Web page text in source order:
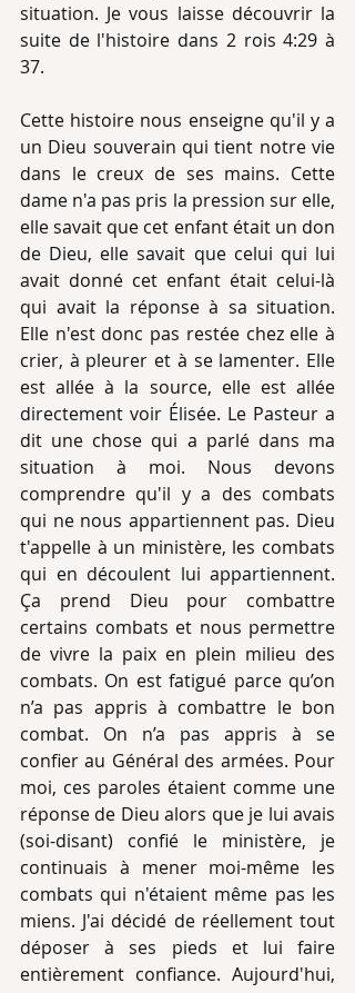
situation. Je vous laisse découvrir la
suite de l'histoire dans 2 rois 4:29 à
37.
Cette histoire nous enseigne qu'il y a
un Dieu souverain qui tient notre vie
dans le creux de ses mains. Cette
dame n'a pas pris la pression sur elle,
elle savait que cet enfant était un don
de Dieu, elle savait que celui qui lui
avait donné cet enfant était celui-là
qui avait la réponse à sa situation.
Elle n'est donc pas restée chez elle à
crier, à pleurer et à se lamenter. Elle
est allée à la source, elle est allée
directement voir Élisée. Le Pasteur a
dit une chose qui a parlé dans ma
situation à moi. Nous devons
comprendre qu'il y a des combats
qui ne nous appartiennent pas. Dieu
t'appelle à un ministère, les combats
qui en découlent lui appartiennent.
Ça prend Dieu pour combattre
certains combats et nous permettre
de vivre la paix en plein milieu des
combats. On est fatigué parce qu’on
n’a pas appris à combattre le bon
combat. On n’a pas appris à se
confier au Général des armées. Pour
moi, ces paroles étaient comme une
réponse de Dieu alors que je lui avais
(soi-disant) confié le ministère, je
continuais à mener moi-même les
combats qui n'étaient même pas les
miens. J'ai décidé de réellement tout
déposer à ses pieds et lui faire
entièrement confiance. Aujourd'hui,